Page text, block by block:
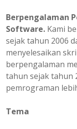
Berpengalaman
Software. Kami
sejak tahun 2006
menyelesaikan
berpengalaman
tahun sejak tahun
pemrograman
Tema